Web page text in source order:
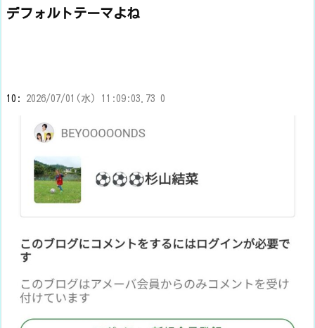
デフォルトテーマよね
10: 2026/07/01(水) 11:09:03.73 0